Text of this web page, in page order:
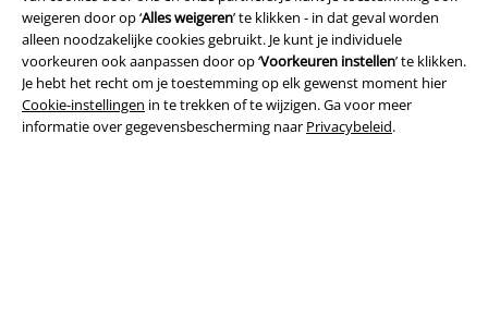
weigeren door op ‘Alles weigeren’ te klikken - in dat geval worden
alleen noodzakelijke cookies gebruikt. Je kunt je individuele
voorkeuren ook aanpassen door op ‘Voorkeuren instellen’ te klikken.
Je hebt het recht om je toestemming op elk gewenst moment hier
Cookie-instellingen in te trekken of te wijzigen. Ga voor meer
informatie over gegevensbescherming naar Privacybeleid.
Partnerprogramma's
Duurzaamheid